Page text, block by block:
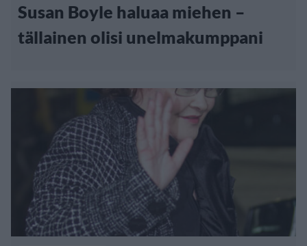
Susan Boyle haluaa miehen –
tällainen olisi unelmakumppani